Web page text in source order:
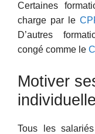
Certaines
charge par le
D’autres
congé comme le
Motiver
Tous les